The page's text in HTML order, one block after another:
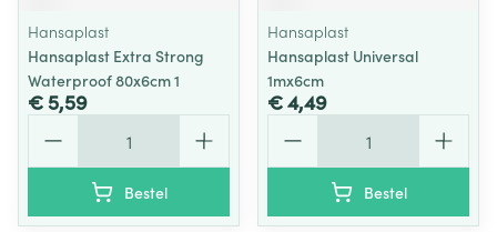
Hansaplast
Hansaplast Extra Strong
Waterproof 80x6cm 1
€ 5,59
Bestel
Hansaplast
Hansaplast Universal
1mx6cm
€ 4,49
Bestel